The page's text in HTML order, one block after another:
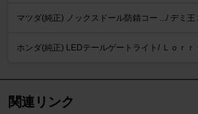
マツダ(純正) ノックスドール防錆コー .../ デミ王
ホンダ(純正) LEDテールゲートライト/ Ｌｏｒｒ
関連リンク